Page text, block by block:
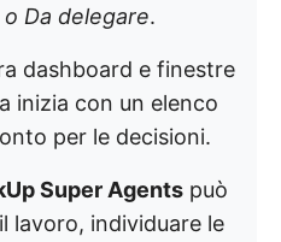
Da delegare.
dashboard e finestre
inizia con un elenco
per le decisioni.
Super Agents può
lavoro, individuare le